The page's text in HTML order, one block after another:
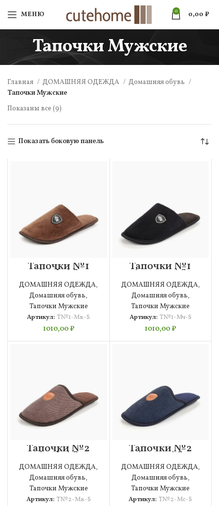
МЕНЮ 0 0,00 ₽
Тапочки Мужские
Главная ДОМАШНЯЯ ОДЕЖДА
Домашняя обувь
Тапочки Мужские
Показаны все (9)
Показать боковую панель
Тапочки №1
(кофе) S
Мужские
ДОМАШНЯЯ ОДЕЖДА,
Домашняя обувь,
Тапочки Мужские
Артикул: Т№1-Мк-S
1010,00₽
Тапочки №1
(черные) S
Мужские
ДОМАШНЯЯ ОДЕЖДА,
Домашняя обувь,
Тапочки Мужские
Артикул: Т№1-Мч-S
1010,00₽
Тапочки №2
(кофе) S
Мужские
ДОМАШНЯЯ ОДЕЖДА,
Домашняя обувь,
Тапочки Мужские
Артикул: Т№2-Мк-S
Тапочки №2
(синие) S
Мужские
ДОМАШНЯЯ ОДЕЖДА,
Домашняя обувь,
Тапочки Мужские
Артикул: Т№2-Мс-S